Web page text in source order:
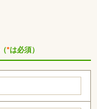
（*は必須）